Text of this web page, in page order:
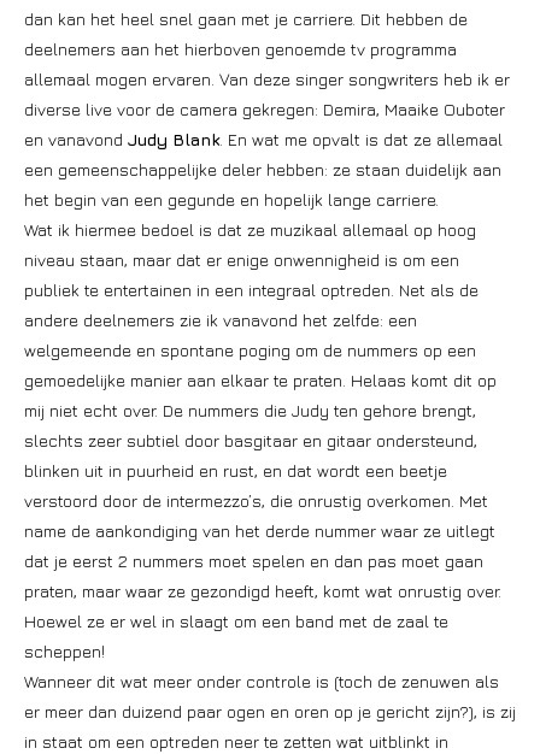
dan kan het heel snel gaan met je carriere. Dit hebben de
deelnemers aan het hierboven genoemde tv programma
allemaal mogen ervaren. Van deze singer songwriters heb ik er
diverse live voor de camera gekregen: Demira, Maaike Ouboter
en vanavond Judy Blank. En wat me opvalt is dat ze allemaal
een gemeenschappelijke deler hebben: ze staan duidelijk aan
het begin van een gegunde en hopelijk lange carriere.
Wat ik hiermee bedoel is dat ze muzikaal allemaal op hoog
niveau staan, maar dat er enige onwennigheid is om een
publiek te entertainen in een integraal optreden. Net als de
andere deelnemers zie ik vanavond het zelfde: een
welgemeende en spontane poging om de nummers op een
gemoedelijke manier aan elkaar te praten. Helaas komt dit op
mij niet echt over. De nummers die Judy ten gehore brengt,
slechts zeer subtiel door basgitaar en gitaar ondersteund,
blinken uit in puurheid en rust, en dat wordt een beetje
verstoord door de intermezzo’s, die onrustig overkomen. Met
name de aankondiging van het derde nummer waar ze uitlegt
dat je eerst 2 nummers moet spelen en dan pas moet gaan
praten, maar waar ze gezondigd heeft, komt wat onrustig over.
Hoewel ze er wel in slaagt om een band met de zaal te
scheppen!
Wanneer dit wat meer onder controle is (toch de zenuwen als
er meer dan duizend paar ogen en oren op je gericht zijn?), is zij
in staat om een optreden neer te zetten wat uitblinkt in